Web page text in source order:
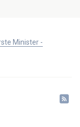
Minister -